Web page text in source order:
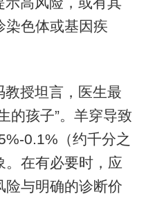
染色体或基因疾
教授坦言，医生最
的孩子”。羊穿导致
0.1%（约千分之
。在有必要时，应
险与明确的诊断价